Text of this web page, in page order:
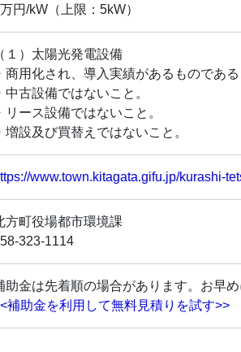
円/kW（上限：5kW）
（１）太陽光発電設備
商用化され、導入実績があるものである
中古設備ではないこと。
リース設備ではないこと。
増設及び買替えではないこと。
www.town.kitagata.gifu.jp/kurashi-
方町役場都市環境課
323-1114
助金は先着順の場合があります。お早め
補助金を利用して無料見積りを試す>>